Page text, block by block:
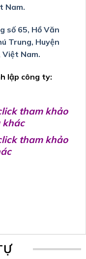
Nam.
số 65, Hồ Văn
Trung, Huyện
Việt Nam.
lập công ty:
tham khảo
khác
tham khảo